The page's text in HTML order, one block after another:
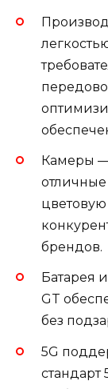
Камеры —
брендов.
Батарея
GT
без
5G
стандарт